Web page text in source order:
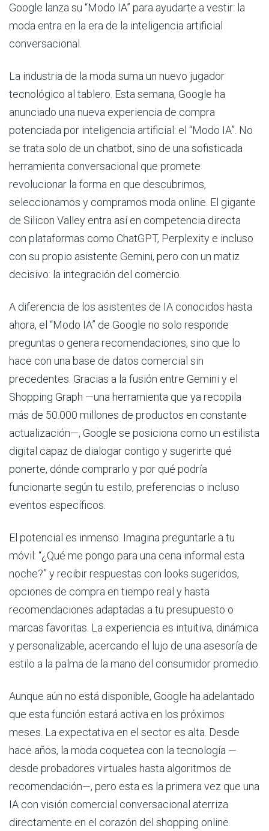
Google lanza su “Modo IA” para ayudarte a vestir: la
moda entra en la era de la inteligencia artificial
conversacional.
La industria de la moda suma un nuevo jugador
tecnológico al tablero. Esta semana, Google ha
anunciado una nueva experiencia de compra
potenciada por inteligencia artificial: el “Modo IA”. No
se trata solo de un chatbot, sino de una sofisticada
herramienta conversacional que promete
revolucionar la forma en que descubrimos,
seleccionamos y compramos moda online. El gigante
de Silicon Valley entra así en competencia directa
con plataformas como ChatGPT, Perplexity e incluso
con su propio asistente Gemini, pero con un matiz
decisivo: la integración del comercio.
A diferencia de los asistentes de IA conocidos hasta
ahora, el “Modo IA” de Google no solo responde
preguntas o genera recomendaciones, sino que lo
hace con una base de datos comercial sin
precedentes. Gracias a la fusión entre Gemini y el
Shopping Graph —una herramienta que ya recopila
más de 50.000 millones de productos en constante
actualización—, Google se posiciona como un estilista
digital capaz de dialogar contigo y sugerirte qué
ponerte, dónde comprarlo y por qué podría
funcionarte según tu estilo, preferencias o incluso
eventos específicos.
El potencial es inmenso. Imagina preguntarle a tu
móvil: “¿Qué me pongo para una cena informal esta
noche?” y recibir respuestas con looks sugeridos,
opciones de compra en tiempo real y hasta
recomendaciones adaptadas a tu presupuesto o
marcas favoritas. La experiencia es intuitiva, dinámica
y personalizable, acercando el lujo de una asesoría de
estilo a la palma de la mano del consumidor promedio.
Aunque aún no está disponible, Google ha adelantado
que esta función estará activa en los próximos
meses. La expectativa en el sector es alta. Desde
hace años, la moda coquetea con la tecnología —
desde probadores virtuales hasta algoritmos de
recomendación—, pero esta es la primera vez que una
IA con visión comercial conversacional aterriza
directamente en el corazón del shopping online.